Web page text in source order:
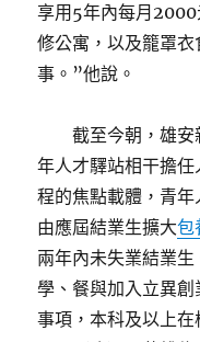
享用5年內每月
修公寓，以及籠罩
事。”他說。
截至今朝，雄
年人才驛站相干擔任
程的焦點載體，青
由應屆結業生擴大包
兩年內未失業結業
學、餐與加入立異
事項，本科及以上